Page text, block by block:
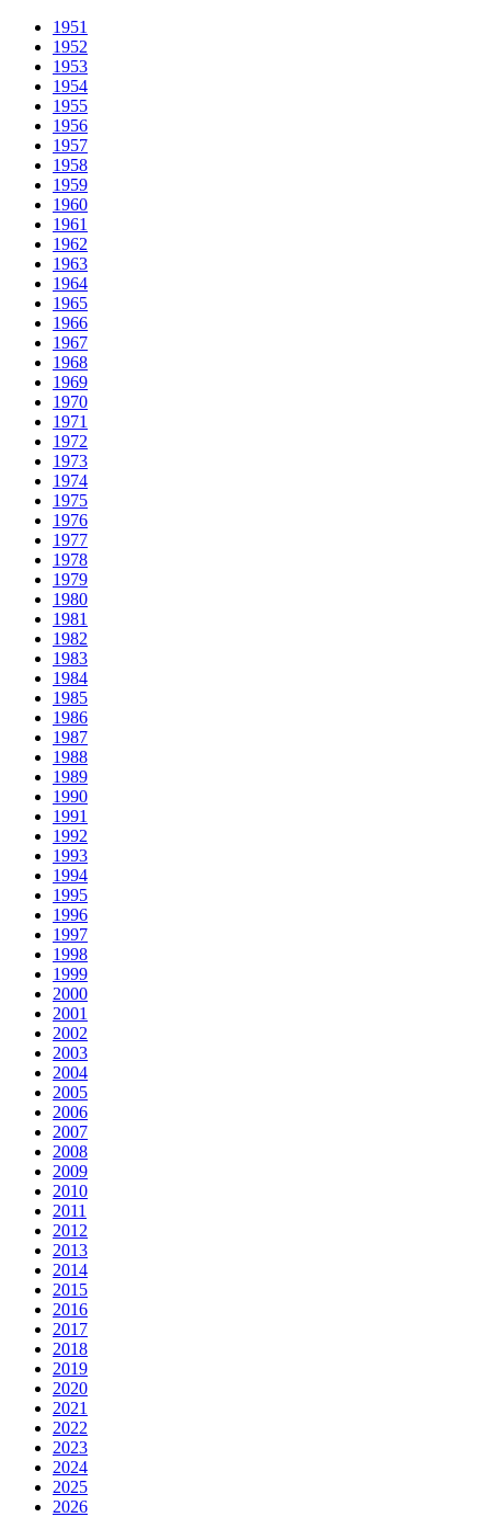
1951
1952
1953
1954
1955
1956
1957
1958
1959
1960
1961
1962
1963
1964
1965
1966
1967
1968
1969
1970
1971
1972
1973
1974
1975
1976
1977
1978
1979
1980
1981
1982
1983
1984
1985
1986
1987
1988
1989
1990
1991
1992
1993
1994
1995
1996
1997
1998
1999
2000
2001
2002
2003
2004
2005
2006
2007
2008
2009
2010
2011
2012
2013
2014
2015
2016
2017
2018
2019
2020
2021
2022
2023
2024
2025
2026